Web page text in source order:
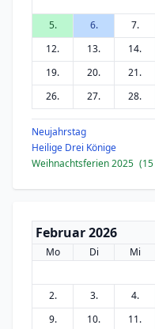
5.
6. 7.
12.
13. 14.
19.
20. 21.
26.
27. 28.
Neujahrstag
Heilige Drei Könige
Weihnachtsferien 2025 (15
Februar 2026
Mo Di Mi
2.
3. 4.
9.
10. 11.